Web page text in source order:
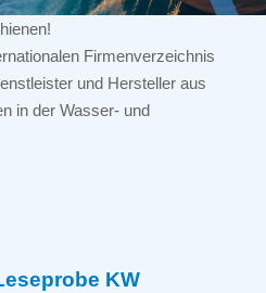
Firmenverzeichnis
und Hersteller aus
in der Wasser- und
KW